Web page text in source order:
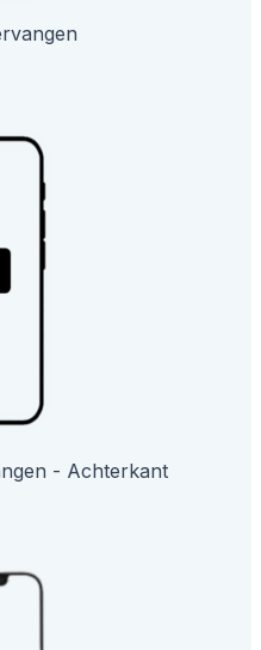
- Achterkant